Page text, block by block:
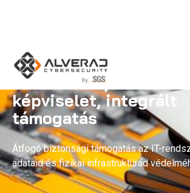
Tanácsadás,
képviselet, integrált
támogatás
Átfogó biztonsági támogatás az IT-
adataid és fizikai infrastruktúrád